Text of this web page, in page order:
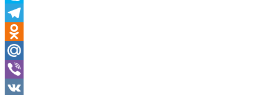
Skype
Telegram
Odnoklassniki
Mail.Ru
Viber